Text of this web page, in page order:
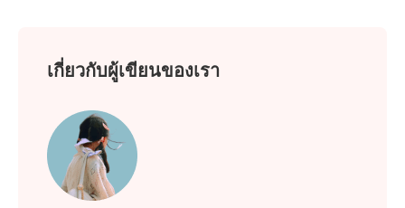
เกี่ยวกับผู้เขียนของเรา